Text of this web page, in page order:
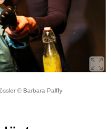
© Barbara Palffy